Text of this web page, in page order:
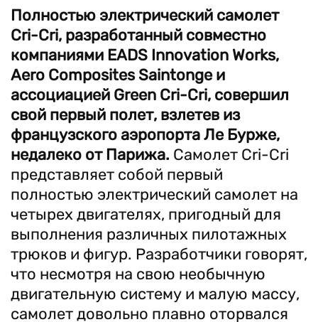
Полностью электрический самолет
Cri-Cri, разработанный совместно
компаниями EADS Innovation Works,
Aero Composites Saintonge и
ассоциацией Green Cri-Cri, совершил
свой первый полет, взлетев из
французского аэропорта Ле Бурже,
недалеко от Парижа. Самолет Cri-Cri
представляет собой первый
полностью электрический самолет на
четырех двигателях, пригодный для
выполнения различных пилотажных
трюков и фигур. Разработчики говорят,
что несмотря на свою необычную
двигательную систему и малую массу,
самолет довольно плавно оторвался